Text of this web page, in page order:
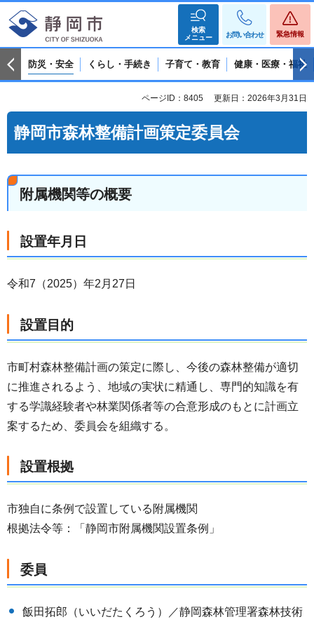
検索
メニュー
お問い合わせ 緊急情報
防災・安全 くらし・手続き 子育て・教育 健康・医療・福祉
ページID：8405 更新日：2026年3月31日
静岡市森林整備計画策定委員会
附属機関等の概要
設置年月日
令和7（2025）年2月27日
設置目的
市町村森林整備計画の策定に際し、今後の森林整備が適切
に推進されるよう、地域の実状に精通し、専門的知識を有
する学識経験者や林業関係者等の合意形成のもとに計画立
案するため、委員会を組織する。
設置根拠
市独自に条例で設置している附属機関
根拠法令等：「静岡市附属機関設置条例」
委員
飯田拓郎（いいだたくろう）／静岡森林管理署森林技術